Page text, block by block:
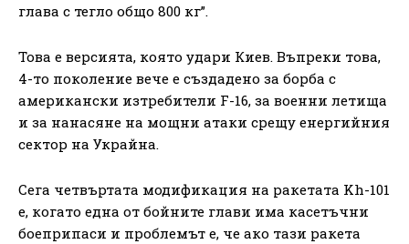
глава с тегло общо 800 кг”.
Това е версията, която удари Киев. Въпреки това,
4-то поколение вече е създадено за борба с
американски изтребители F-16, за военни летища
и за нанасяне на мощни атаки срещу енергийния
сектор на Украйна.
Сега четвъртата модификация на ракетата Kh-101
е, когато една от бойните глави има касетъчни
боеприпаси и проблемът е, че ако тази ракета